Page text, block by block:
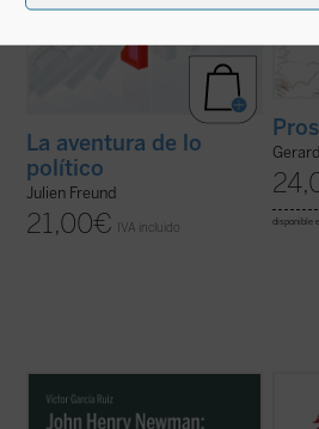
La aventura de lo
político
Julien Freund
21,00€ IVA incluido disponible
Newman escribió a su familia y amigos
previamente y durante su viaje por el
En esta
Angelo